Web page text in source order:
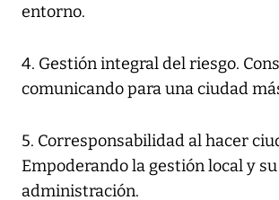
entorno.
4. Gestión integral del riesgo.
comunicando para una ciudad
5. Corresponsabilidad al hacer
Empoderando la gestión local y su
administración.